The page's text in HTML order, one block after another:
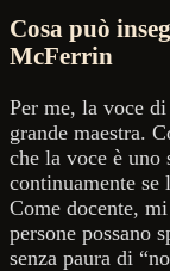
Cosa può
McFerrin
Per me, la voce
grande maestra.
che la voce è
continuamente
Come docente,
persone possano
senza paura di